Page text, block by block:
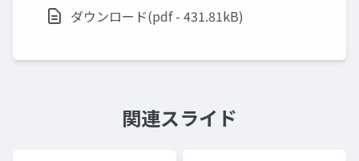
ダウンロード(pdf - 431.81kB)
関連スライド